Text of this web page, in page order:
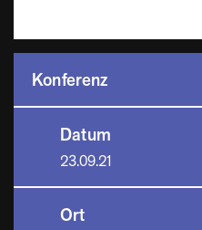
Konferenz
Datum
23.09.21
Ort